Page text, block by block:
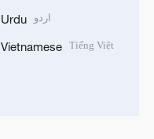
Urdu اردو
Vietnamese Tiếng Việt